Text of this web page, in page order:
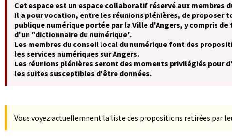
Cet espace est un espace collaboratif réservé aux membres
Il a pour vocation, entre les réunions plénières, de proposer
publique numérique portée par la Ville d'Angers, y compris
d'un "dictionnaire du numérique".
Les membres du conseil local du numérique font des
les services numériques sur Angers.
Les réunions plénières seront des moments privilégiés pour
les suites susceptibles d'être données.
Vous voyez actuellemnent la liste des propositions retirées par